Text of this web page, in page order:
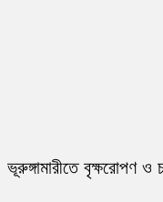
ভূরুঙ্গামারীতে বৃক্ষরোপণ ও